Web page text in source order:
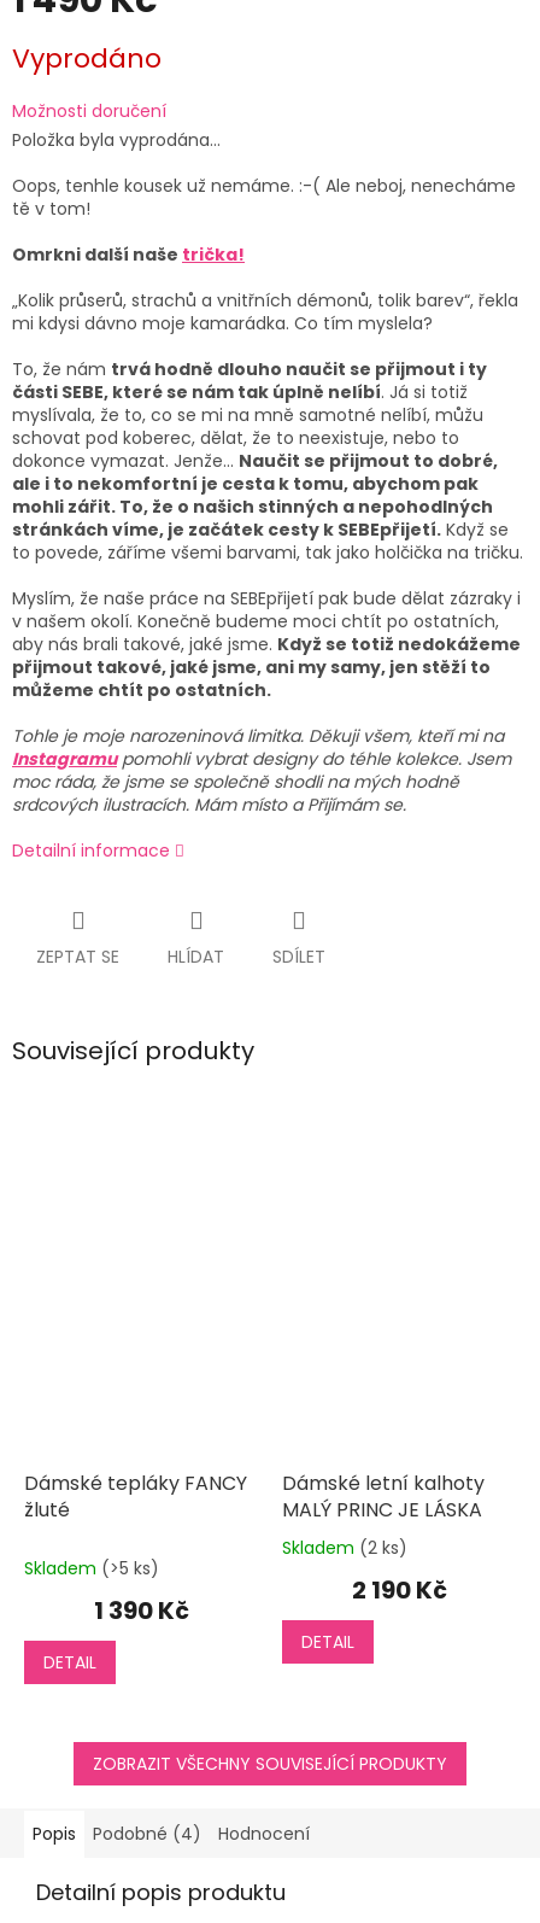
cena:
Vyprodáno
Možnosti doručení
Položka byla vyprodána…
Oops, tenhle kousek už nemáme. :-( Ale neboj, nenecháme
tě v tom!
Omrkni další naše trička!
„Kolik průserů, strachů a vnitřních démonů, tolik barev“, řekla
mi kdysi dávno moje kamarádka. Co tím myslela?
To, že nám trvá hodně dlouho naučit se přijmout i ty
části SEBE, které se nám tak úplně nelíbí. Já si totiž
myslívala, že to, co se mi na mně samotné nelíbí, můžu
schovat pod koberec, dělat, že to neexistuje, nebo to
dokonce vymazat. Jenže... Naučit se přijmout to dobré,
ale i to nekomfortní je cesta k tomu, abychom pak
mohli zářit. To, že o našich stinných a nepohodlných
stránkách víme, je začátek cesty k SEBEpřijetí. Když se
to povede, záříme všemi barvami, tak jako holčička na tričku.
Myslím, že naše práce na SEBEpřijetí pak bude dělat zázraky i
v našem okolí. Konečně budeme moci chtít po ostatních,
aby nás brali takové, jaké jsme. Když se totiž nedokážeme
přijmout takové, jaké jsme, ani my samy, jen stěží to
můžeme chtít po ostatních.
Tohle je moje narozeninová limitka. Děkuji všem, kteří mi na
Instagramupomohli vybrat designy do téhle kolekce. Jsem
moc ráda, že jsme se společně shodli na mých hodně
srdcových ilustracích. Mám místo a Přijímám se.
Detailní informace
ZEPTAT SE HLÍDAT SDÍLET
Související produkty
Dámské tepláky FANCY
žluté
Skladem (>5 ks)
1 390 Kč
DETAIL
Dámské letní kalhoty
MALÝ PRINC JE LÁSKA
Průměrné
produktu
je
5,0
z
Skladem (2 ks)
2 190 Kč
DETAIL
ZOBRAZIT VŠECHNY SOUVISEJÍCÍ PRODUKTY
Popis Podobné (4) Hodnocení
Detailní popis produktu